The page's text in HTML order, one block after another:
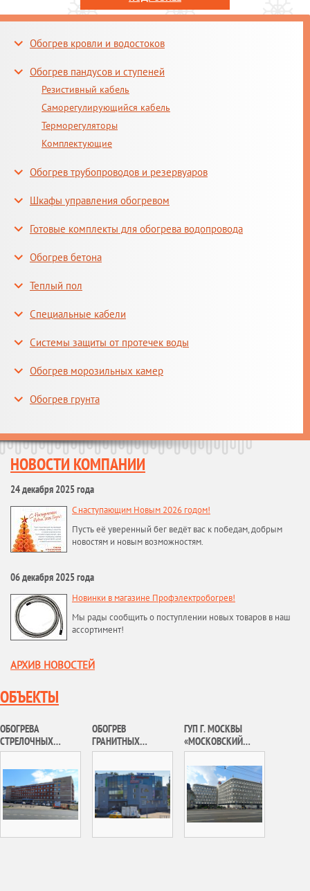
Обогрев кровли и водостоков
Обогрев пандусов и ступеней
Резистивный кабель
Саморегулирующийся кабель
Терморегуляторы
Комплектующие
Обогрев трубопроводов и резервуаров
Шкафы управления обогревом
Готовые комплекты для обогрева водопровода
Обогрев бетона
Теплый пол
Специальные кабели
Системы защиты от протечек воды
Обогрев морозильных камер
Обогрев грунта
НОВОСТИ КОМПАНИИ
24 декабря 2025 года
С наступающим Новым 2026 годом!
Пусть её уверенный бег ведёт вас к победам, добрым
новостям и новым возможностям.
06 декабря 2025 года
Новинки в магазине Профэлектробогрев!
Мы рады сообщить о поступлении новых товаров в наш
ассортимент!
АРХИВ НОВОСТЕЙ
ОБЪЕКТЫ
ОБОГРЕВА
СТРЕЛОЧНЫХ
ПЕРЕВОДОВ ФГУП
«МОСГОРТРАНС» Г.
МОСКВЫ
ОБОГРЕВ
ГРАНИТНЫХ
КРЫЛЕЦ ТОРГОВОГО
МОСКОВСКИЙ
ГУП Г. МОСКВЫ
«МОСКОВСКИЙ
МЕТРОПОЛИТЕН»